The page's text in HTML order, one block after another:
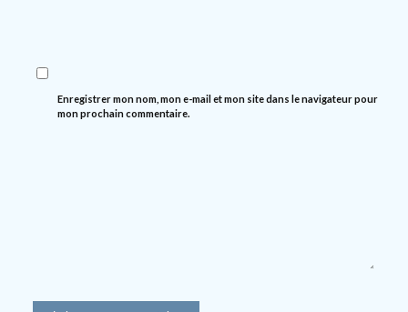
Enregistrer mon nom, mon e-mail et mon site dans le navigateur pour
mon prochain commentaire.